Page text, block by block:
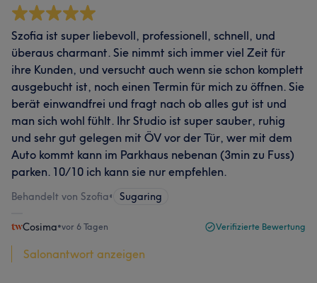
Szofia ist super liebevoll, professionell, schnell, und
überaus charmant. Sie nimmt sich immer viel Zeit für
ihre Kunden, und versucht auch wenn sie schon komplett
ausgebucht ist, noch einen Termin für mich zu öffnen. Sie
berät einwandfrei und fragt nach ob alles gut ist und
man sich wohl fühlt. Ihr Studio ist super sauber, ruhig
und sehr gut gelegen mit ÖV vor der Tür, wer mit dem
Auto kommt kann im Parkhaus nebenan (3min zu Fuss)
parken. 10/10 ich kann sie nur empfehlen.
Behandelt von Szofia• Sugaring
Cosima•vor 6 Tagen Verifizierte Bewertung
Salonantwort anzeigen